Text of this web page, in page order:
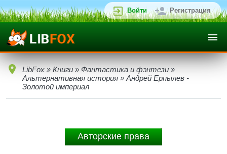
Войти Регистрация
LibFox » Книги » Фантастика и фэнтези »
Альтернативная история » Андрей Ерпылев -
Золотой империал
Авторские права